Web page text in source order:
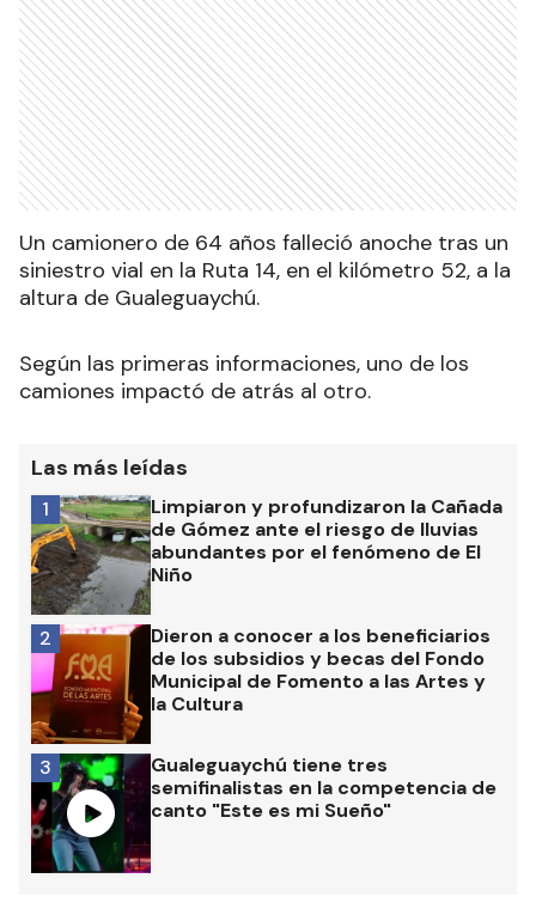
Un camionero de 64 años falleció anoche tras un
siniestro vial en la Ruta 14, en el kilómetro 52, a la
altura de Gualeguaychú.
Según las primeras informaciones, uno de los
camiones impactó de atrás al otro.
Las más leídas
Limpiaron y profundizaron la Cañada
de Gómez ante el riesgo de lluvias
abundantes por el fenómeno de El
Niño
1
Dieron a conocer a los beneficiarios
de los subsidios y becas del Fondo
Municipal de Fomento a las Artes y
la Cultura
2
Gualeguaychú tiene tres
semifinalistas en la competencia de
canto "Este es mi Sueño"
3